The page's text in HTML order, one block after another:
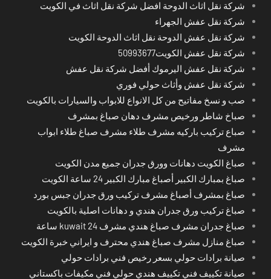
شركة نقل اثاث الدوحة افضل شركة نقل اثاث في الكويت
شركة نقل عفش الجهراء
شركة نقل عفش الدوحة نقل اثاث الدوحة الكويت
شركة نقل عفش الكويت50993677
شركة نقل عفش اليرموك أفضل شركة نقل عفش
شركة نقل عفش وأثاث حولي فوري
صب و نسخ مفاتيح من كل الانواع للابواب والسيارات بالكويت
صباخ شاطر ورخيص مشرف دهان صباغ بمشرف
صباع تركيب باركيه مشرف طلاء مشرف صباغ طلاء ابواب
مشرف
صباغ الكويت دهانات وورق جدران جميع مدن الكويت
صباغ بمبارك الكبير أصباغ مبارك الكبير 24 ساعة الكويت
صباغ بمشرف أصباغ مشرف تركيب ورق جدران جبس بورد
صباغ تركيب ورق جدران هندي و دهانات اصلية بالكويت
صباغ جدران مشرف صباغ هندي مشرف kuwait 24 ساعة
صباغ منازل مشرف صباغ هندي محترف و ايراني خبرة الكويت
صيانة برادات حولي بسعر رخيص فني برادات حولي
صيانة تكييف فني تكييف هندي حولي فني مكيفات باكستاني